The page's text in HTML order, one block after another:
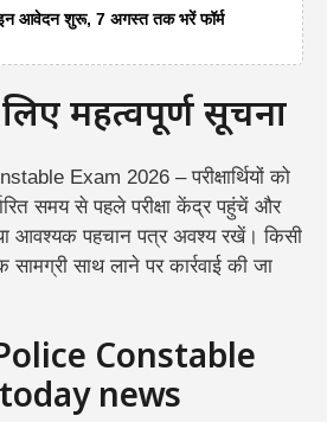
आवेदन शुरू, 7 अगस्त तक भरें फॉर्म
महत्वपूर्ण सूचना
Exam 2026 – परीक्षार्थियों को
समय से पहले परीक्षा केंद्र पहुंचें और
आवश्यक पहचान पत्र अवश्य रखें। किसी
सामग्री साथ लाने पर कार्रवाई की जा
Constable
news